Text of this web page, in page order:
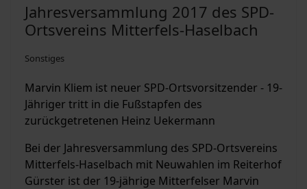
Jahresversammlung 2017 des SPD-
Ortsvereins Mitterfels-Haselbach
Sonstiges
Marvin Kliem ist neuer SPD-Ortsvorsitzender - 19-
Jähriger tritt in die Fußstapfen des
zurückgetretenen Heinz Uekermann
Bei der Jahresversammlung des SPD-Ortsvereins
Mitterfels-Haselbach mit Neuwahlen im Reiterhof
Gürster ist der 19-jährige Mitterfelser Marvin